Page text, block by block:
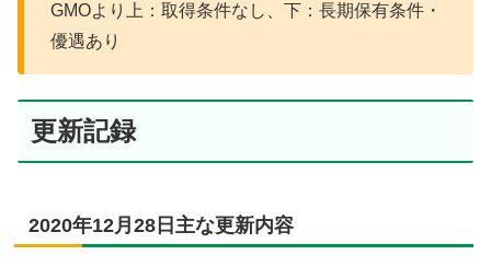
GMOより上：取得条件なし、下：長期保有条件・
優遇あり
更新記録
2020年12月28日主な更新内容